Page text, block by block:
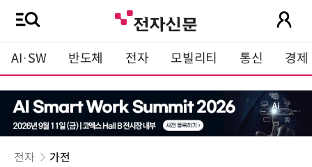
AI·SW 반도체 전자 모빌리티 통신 경제
전자 가전